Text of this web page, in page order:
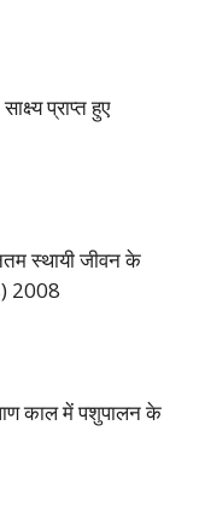
प्राप्त हुए
स्थायी जीवन के
2008
काल में पशुपालन के